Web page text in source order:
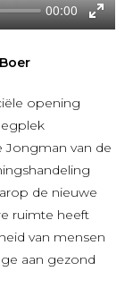
00:00
Enter
opening
Jongman van de
de nieuwe
ruimte heeft
van mensen
aan gezond